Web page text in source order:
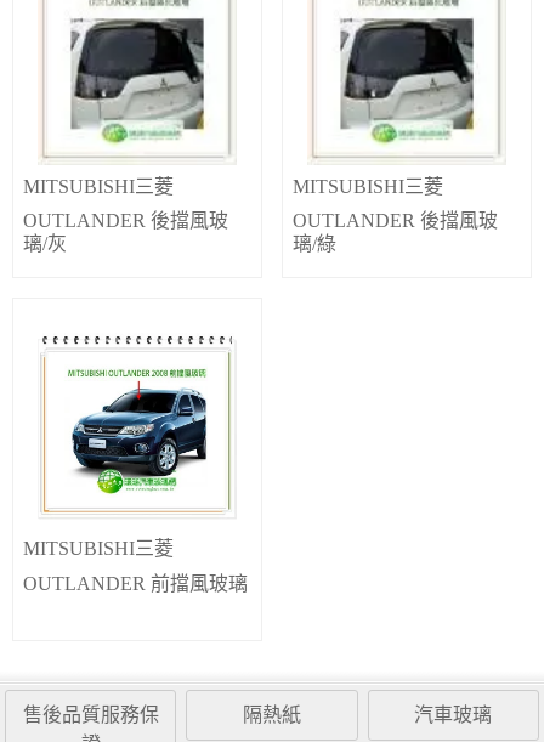
MITSUBISHI三菱
OUTLANDER 後擋風玻
璃/灰
MITSUBISHI三菱
OUTLANDER 後擋風玻
璃/綠
MITSUBISHI三菱
OUTLANDER 前擋風玻璃
售後品質服務保
隔熱紙 汽車玻璃